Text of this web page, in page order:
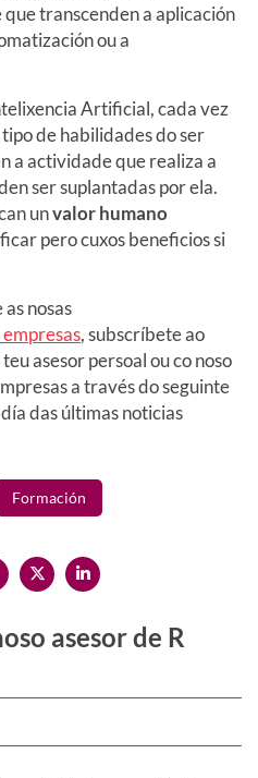
transcenden a aplicación
ou a
Artificial, cada vez
de habilidades do ser
a actividade que realiza a
ser suplantadas por ela.
unvalor humano
pero cuxos beneficios si
nosas
, subscríbete ao
asesor persoal ou co noso
a través do seguinte
das últimas noticias
Formación
asesor de R